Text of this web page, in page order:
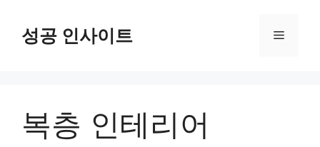
성공 인사이트 메
복층 인테리어